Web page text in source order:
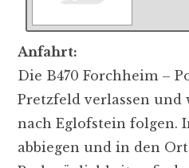
Anfahrt:
Die B470 Forchheim –
Pretzfeld verlassen und
nach Eglofstein folgen.
abbiegen und in den